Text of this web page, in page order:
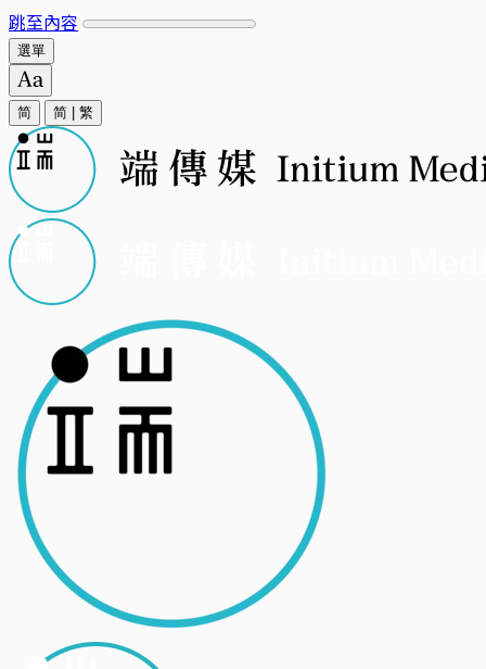
跳至內容
選單
简 简 繁